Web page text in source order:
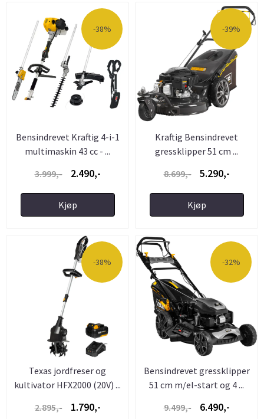
-38%
Bensindrevet Kraftig 4-i-1
multimaskin 43 cc - ...
3.999,-
2.490,-
Kjøp
-39%
Kraftig Bensindrevet
gressklipper 51 cm ...
8.699,-
5.290,-
Kjøp
-38%
Texas jordfreser og
kultivator HFX2000 (20V) ...
2.895,-
1.790,-
-32%
Bensindrevet gressklipper
51 cm m/el-start og 4 ...
9.499,-
6.490,-